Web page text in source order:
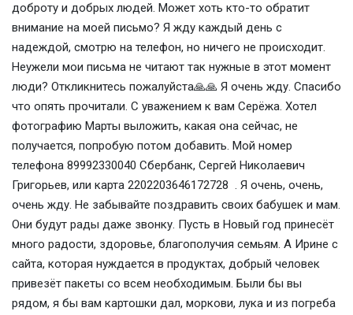
доброту и добрых людей. Может хоть кто-то обратит
внимание на моей письмо? Я жду каждый день с
надеждой, смотрю на телефон, но ничего не происходит.
Неужели мои письма не читают так нужные в этот момент
люди? Откликнитесь пожалуйста🙏🙏 Я очень жду. Спасибо
что опять прочитали. С уважением к вам Серёжа. Хотел
фотографию Марты выложить, какая она сейчас, не
получается, попробую потом добавить. Мой номер
телефона 89992330040 Сбербанк, Сергей Николаевич
Григорьев, или карта 2202203646172728 . Я очень, очень,
очень жду. Не забывайте поздравить своих бабушек и мам.
Они будут рады даже звонку. Пусть в Новый год принесёт
много радости, здоровье, благополучия семьям. А Ирине с
сайта, которая нуждается в продуктах, добрый человек
привезёт пакеты со всем необходимым. Были бы вы
рядом, я бы вам картошки дал, моркови, лука и из погреба